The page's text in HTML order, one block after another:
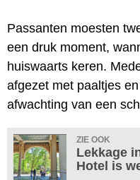
Passanten moesten
een druk moment,
huiswaarts keren.
afgezet met paaltjes
afwachting van een
ZIE OOK
Lekkage
Hotel is